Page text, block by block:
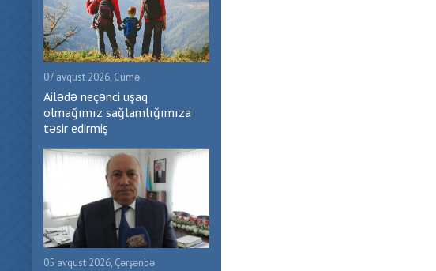
07 avqust 2026, Cümə
Ailədə neçənci uşaq
olmağımız sağlamlığımıza
təsir edirmiş
05 avqust 2026, Çərşənbə